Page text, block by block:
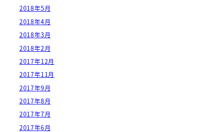
2018年5月
2018年4月
2018年3月
2018年2月
2017年12月
2017年11月
2017年9月
2017年8月
2017年7月
2017年6月